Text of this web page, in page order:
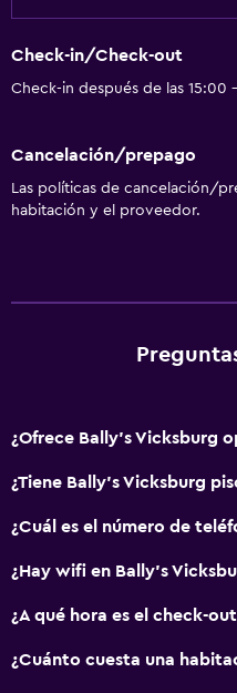
Baño
Ducha
Secador de pelo
Accesibilidad
Estacionamiento accesible
Lavabo bajo
Sistema de entretenimiento
Check-in/Check-out
Check-in después de las 15:00
Cancelación/prepago
Las políticas de cancelación/
habitación y el proveedor.
¿Ofrece Bally's Vicksburg
¿Tiene Bally's Vicksburg
¿Cuál es el número de
¿Hay wifi en Bally's
¿A qué hora es el check-
¿Cuánto cuesta una